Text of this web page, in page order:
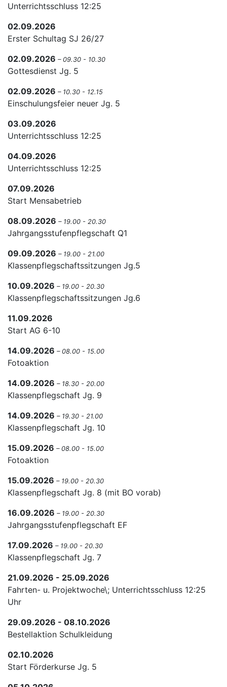
Unterrichtsschluss 12:25
02.09.2026
Erster Schultag SJ 26/27
02.09.2026 – 09.30 - 10.30
Gottesdienst Jg. 5
02.09.2026 – 10.30 - 12.15
Einschulungsfeier neuer Jg. 5
03.09.2026
Unterrichtsschluss 12:25
04.09.2026
Unterrichtsschluss 12:25
07.09.2026
Start Mensabetrieb
08.09.2026 – 19.00 - 20.30
Jahrgangsstufenpflegschaft Q1
09.09.2026 – 19.00 - 21.00
Klassenpflegschaftssitzungen Jg.5
10.09.2026 – 19.00 - 20.30
Klassenpflegschaftssitzungen Jg.6
11.09.2026
Start AG 6-10
14.09.2026 – 08.00 - 15.00
Fotoaktion
14.09.2026 – 18.30 - 20.00
Klassenpflegschaft Jg. 9
14.09.2026 – 19.30 - 21.00
Klassenpflegschaft Jg. 10
15.09.2026 – 08.00 - 15.00
Fotoaktion
15.09.2026 – 19.00 - 20.30
Klassenpflegschaft Jg. 8 (mit BO vorab)
16.09.2026 – 19.00 - 20.30
Jahrgangsstufenpflegschaft EF
17.09.2026 – 19.00 - 20.30
Klassenpflegschaft Jg. 7
21.09.2026 - 25.09.2026
Fahrten- u. Projektwoche\; Unterrichtsschluss 12:25
Uhr
29.09.2026 - 08.10.2026
Bestellaktion Schulkleidung
02.10.2026
Start Förderkurse Jg. 5